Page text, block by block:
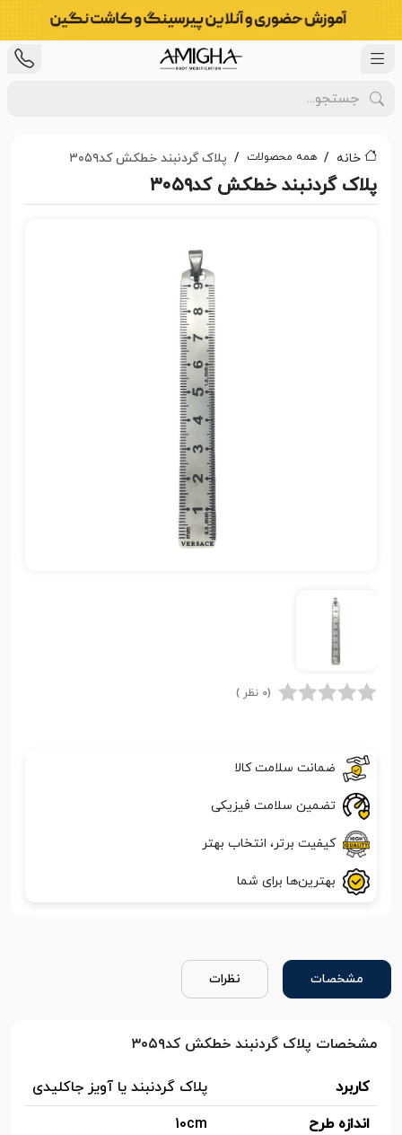
خانه همه محصولات پلاک گردنبند خطکش کد۳۰۵۹
پلاک گردنبند خطکش کد۳۰۵۹
(0 نظر )
ضمانت سلامت کالا
تضمین سلامت فیزیکی
کیفیت برتر، انتخاب بهتر
بهترین‌ها برای شما
مشخصات نظرات
مشخصات پلاک گردنبند خطکش کد۳۰۵۹
کاربرد
پلاک گردنبند یا آویز جاکلیدی
اندازه طرح
10cm